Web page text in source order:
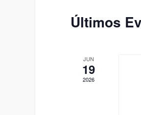
Últimos
JUN
19
2026